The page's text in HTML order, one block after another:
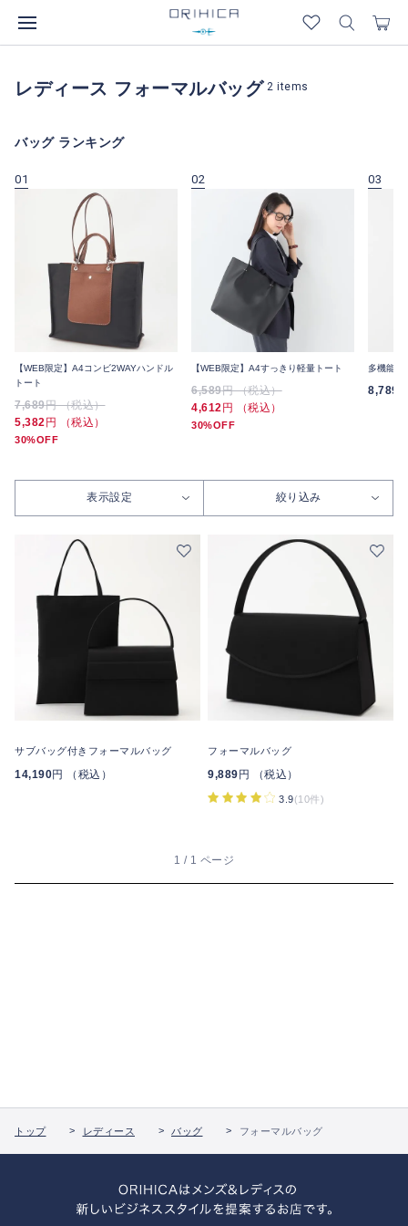
レディース フォーマルバッグ 2 items
バッグ ランキング
01
【WEB限定】A4コンビ2WAYハンドル
トート
7,689円 （税込）
5,382 円 （税込）
30%OFF
02
【WEB限定】A4すっきり軽量トート
6,589円 （税込）
4,612 円 （税込）
30%OFF
03
多機能は
8,789
表示設定 絞り込み
サブバッグ付きフォーマルバッグ
14,190円 （税込）
フォーマルバッグ
9,889 円 （税込）
3.9(10件)
1 / 1 ページ
トップ レディース バッグ フォーマルバッグ